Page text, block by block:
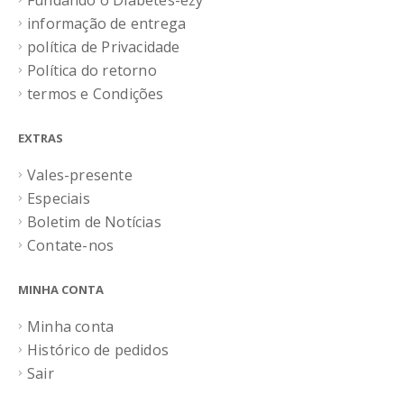
informação de entrega
política de Privacidade
Política do retorno
termos e Condições
EXTRAS
Vales-presente
Especiais
Boletim de Notícias
Contate-nos
MINHA CONTA
Minha conta
Histórico de pedidos
Sair